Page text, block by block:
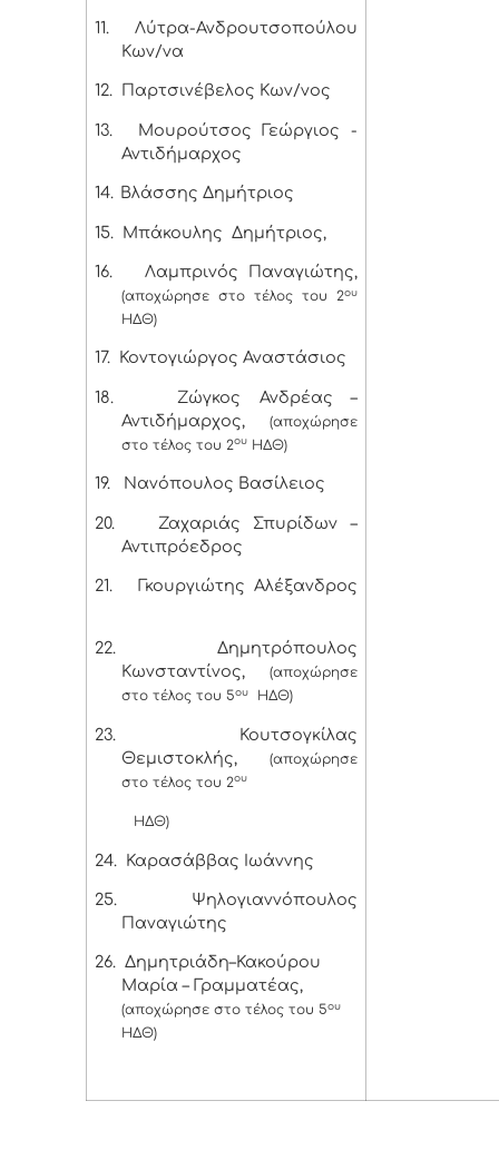
11.
Λύτρα-Ανδρουτσοπούλου
Κων/να
12. Παρτσινέβελος Κων/νος
13.
Μουρούτσος Γεώργιος -
Αντιδήμαρχος
14. Βλάσσης Δημήτριος
15. Μπάκουλης Δημήτριος,
16. Λαμπρινός Παναγιώτης,
(αποχώρησε στο τέλος του 2ου
ΗΔΘ)
17. Κοντογιώργος Αναστάσιος
18.
Ζώγκος Ανδρέας –
Αντιδήμαρχος, (αποχώρησε
στο τέλος του 2ου ΗΔΘ)
19. Νανόπουλος Βασίλειος
20.
Ζαχαριάς Σπυρίδων –
Αντιπρόεδρος
21. Γκουργιώτης Αλέξανδρος
22.
Δημητρόπουλος
Κωνσταντίνος, (αποχώρησε
στο τέλος του 5ου ΗΔΘ)
23.
Κουτσογκίλας
Θεμιστοκλής, (αποχώρησε
στο τέλος του 2ου
ΗΔΘ)
24. Καρασάββας Ιωάννης
25.
Ψηλογιαννόπουλος
Παναγιώτης
26. Δημητριάδη–Κακούρου
Μαρία – Γραμματέας,
(αποχώρησε στο τέλος του 5ου
ΗΔΘ)